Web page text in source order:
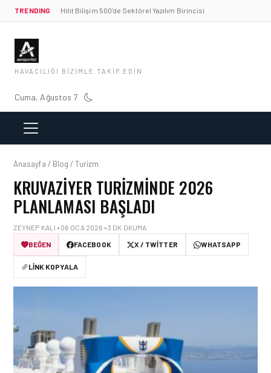
TRENDING Hitit Bilişim 500’de Sektörel Yazılım Birincisi
HAVACILIĞI BIZIMLE TAKIP EDIN
Cuma, Ağustos 7
Anasayfa / Blog / Turizm
KRUVAZIYER TURIZMINDE 2026
PLANLAMASI BAŞLADI
ZEYNEP KALI • 06 OCA 2026 • 3 DK OKUMA
BEĞEN
FACEBOOK X / TWITTER WHATSAPP
LINK KOPYALA